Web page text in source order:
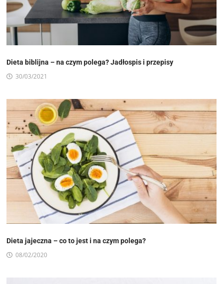
Dieta biblijna – na czym polega? Jadłospis i przepisy
30/03/2021
Dieta jajeczna – co to jest i na czym polega?
08/02/2020